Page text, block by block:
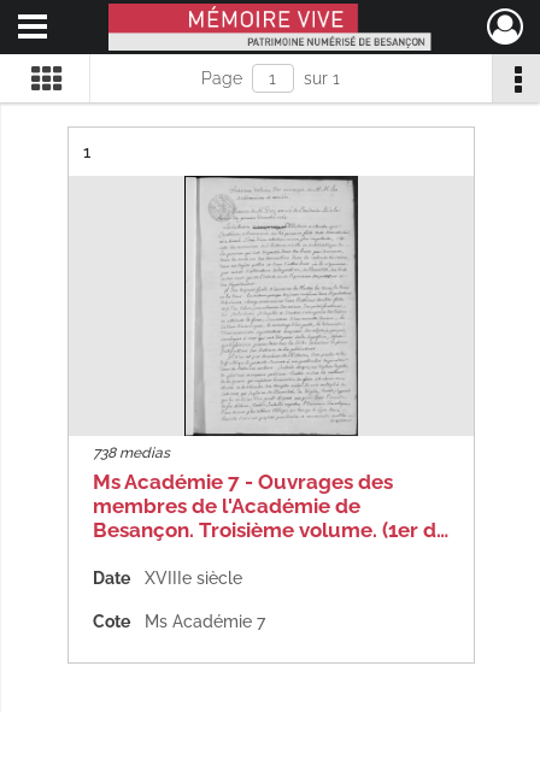
Mémoire Vive patrimoine numérisé de Besançon
Ouvrir le menu déroulant
Page sur 1
Résultat n°
1
738 medias
Ms Académie 7 - Ouvrages des
membres de l'Académie de
Besançon. Troisième volume. (1er d…
Date XVIIIe siècle
Cote Ms Académie 7